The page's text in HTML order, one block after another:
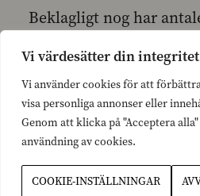
Vi värdesätter din integritet
Vi använder cookies för att
visa personliga annonser eller
Genom att klicka på "Acceptera
användning av cookies.
COOKIE-INSTÄLLNINGAR
Beklagligt nog har
och gängmedlemmar
blivit mer
En klart bidragande
kris och utslagningen